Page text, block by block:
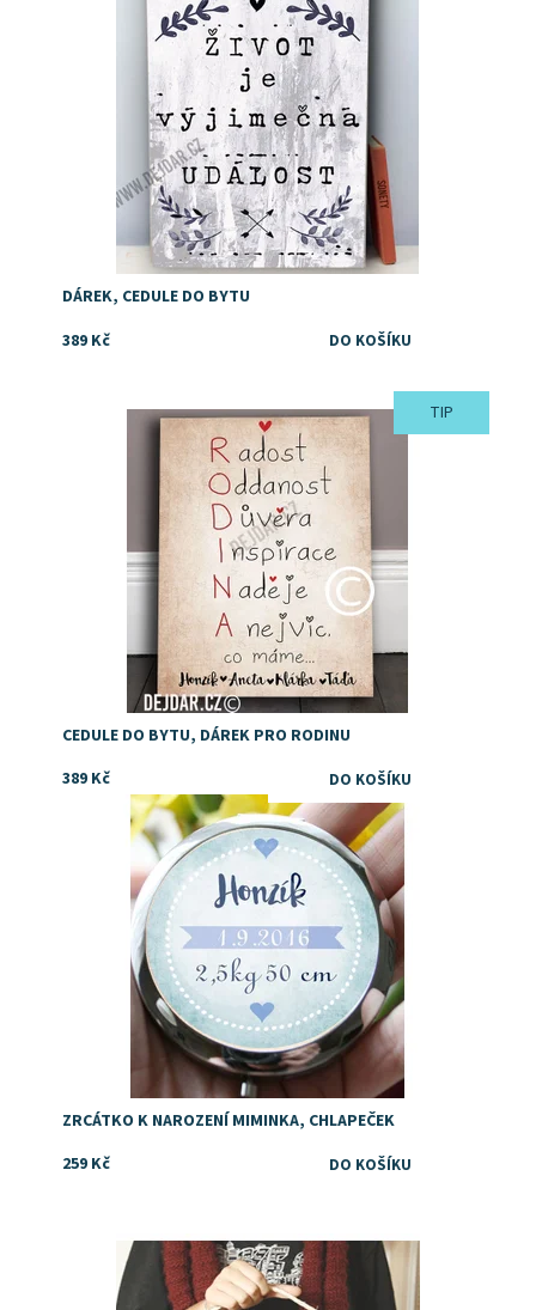
DÁREK, CEDULE DO BYTU
389 Kč
TIP
Dostupnost: Skladem
CEDULE DO BYTU, DÁREK PRO RODINU
389 Kč
Dostupnost:
Skladem
ZRCÁTKO K NAROZENÍ MIMINKA, CHLAPEČEK
259 Kč
Dostupnost: Skladem